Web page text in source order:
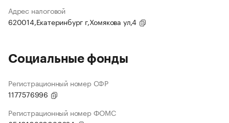
Адрес налоговой
620014,Екатеринбург г,Хомякова ул,4
Социальные фонды
Регистрационный номер СФР
1177576996
Регистрационный номер ФОМС